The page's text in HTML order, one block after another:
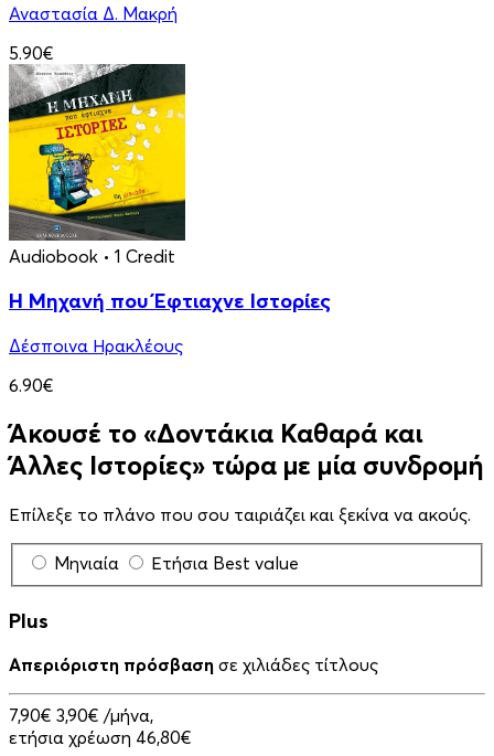
Αναστασία Δ. Μακρή
5.90€
Audiobook • 1 Credit
Η Μηχανή που Έφτιαχνε Ιστορίες
Δέσποινα Ηρακλέους
6.90€
Άκουσέ το «Δοντάκια Καθαρά και
Άλλες Ιστορίες» τώρα με μία συνδρομή
Επίλεξε το πλάνο που σου ταιριάζει και ξεκίνα να ακούς.
Μηνιαία Ετήσια Best value
Plus
Απεριόριστη πρόσβαση σε χιλιάδες τίτλους
7,90€ 3,90€ /μήνα,
ετήσια χρέωση 46,80€